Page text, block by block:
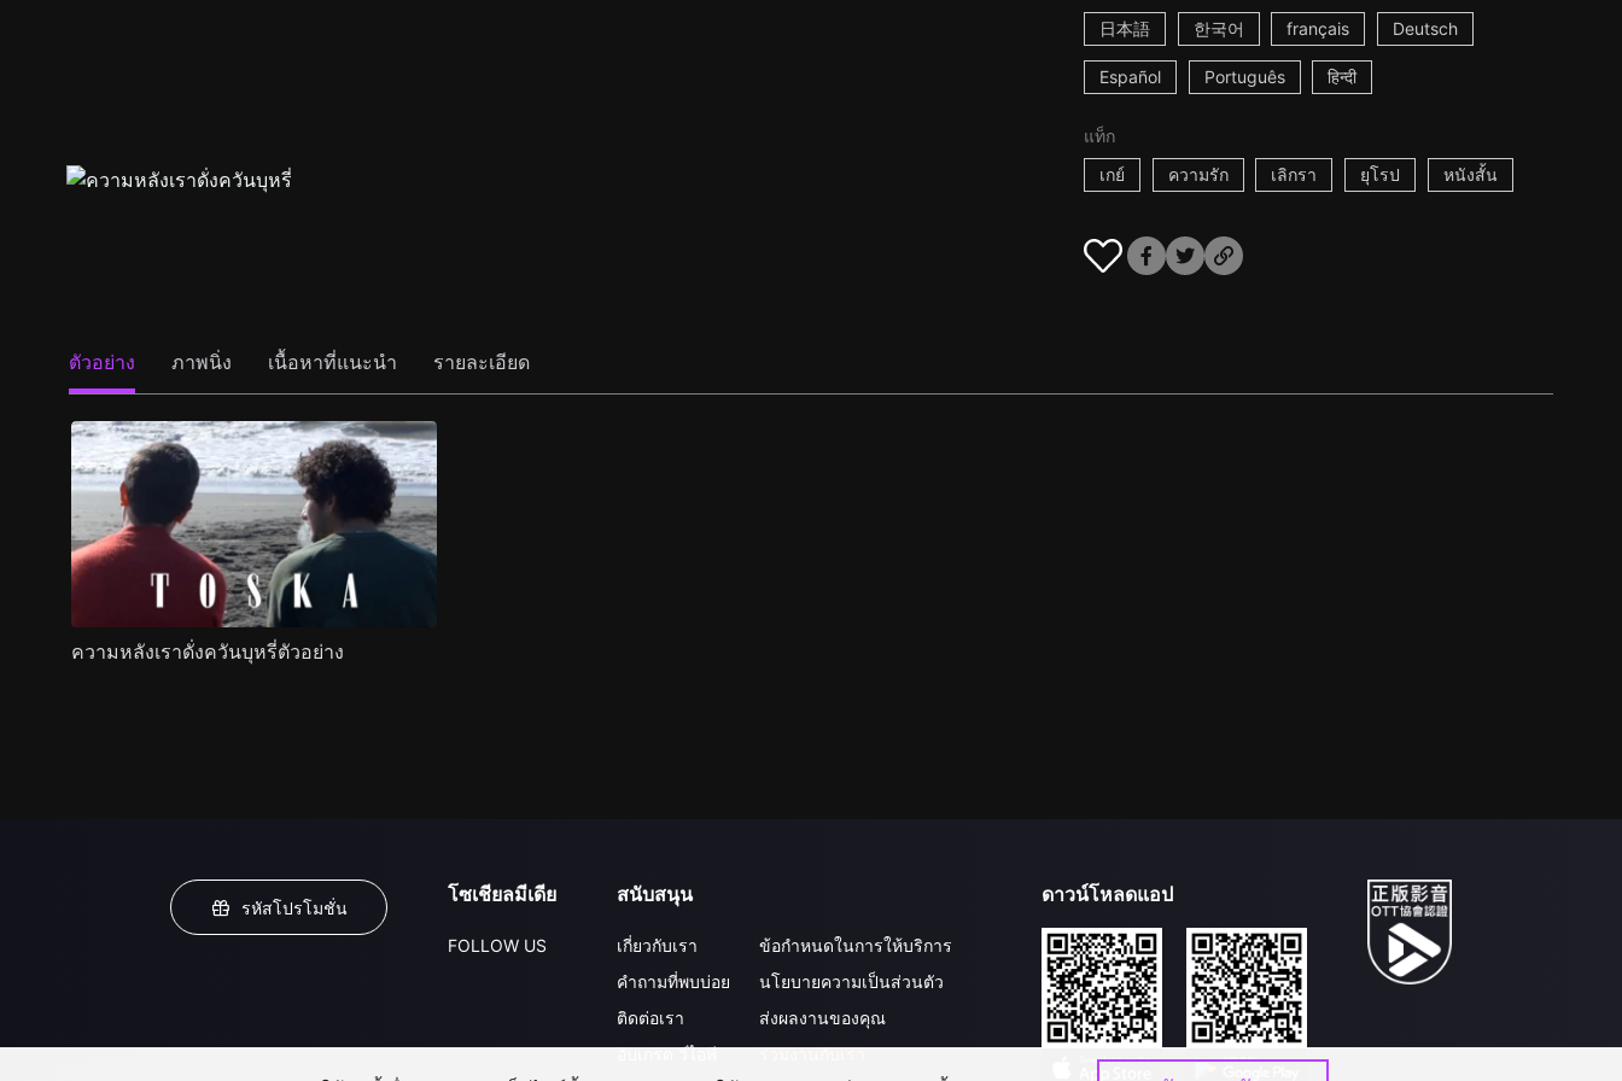
日本語 한국어 français Deutsch
Español Português हिन्दी
แท็ก
เกย์
ความรัก เลิกรา ยุโรป หนังสั้น
ตัวอย่าง ภาพนิ่ง เนื้อหาที่แนะนำ รายละเอียด
ความหลังเราดั่งควันบุหรี่ตัวอย่าง
รหัสโปรโมชั่น
โซเชียลมีเดีย
FOLLOW US
สนับสนุน
เกี่ยวกับเรา
คำถามที่พบบ่อย
ติดต่อเรา
อัปเกรด วีไอพี
ข้อกำหนดในการให้บริการ
นโยบายความเป็นส่วนตัว
ส่งผลงานของคุณ
ร่วมงานกับเรา
ดาวน์โหลดแอป